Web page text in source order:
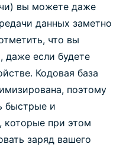
вы можете даже
данных заметно
что вы
даже если будете
Кодовая база
поэтому
быстрые и
при этом
заряд вашего